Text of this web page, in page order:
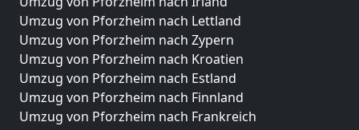
Umzug von Pforzheim nach Lettland
Umzug von Pforzheim nach Zypern
Umzug von Pforzheim nach Kroatien
Umzug von Pforzheim nach Estland
Umzug von Pforzheim nach Finnland
Umzug von Pforzheim nach Frankreich